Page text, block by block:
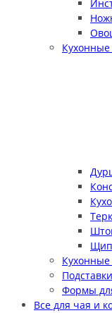
Формы
Все для чая и